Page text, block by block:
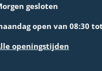
gesloten
open van 08:30
openingstijden